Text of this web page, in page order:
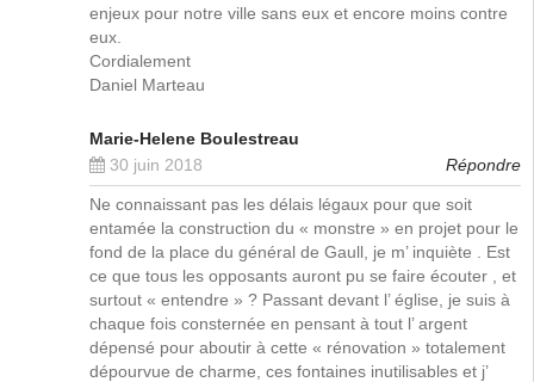
enjeux pour notre ville sans eux et encore moins contre
eux.
Cordialement
Daniel Marteau
Marie-Helene Boulestreau
30 juin 2018
Répondre
Ne connaissant pas les délais légaux pour que soit
entamée la construction du « monstre » en projet pour le
fond de la place du général de Gaull, je m’ inquiète . Est
ce que tous les opposants auront pu se faire écouter , et
surtout « entendre » ? Passant devant l’ église, je suis à
chaque fois consternée en pensant à tout l’ argent
dépensé pour aboutir à cette « rénovation » totalement
dépourvue de charme, ces fontaines inutilisables et j’